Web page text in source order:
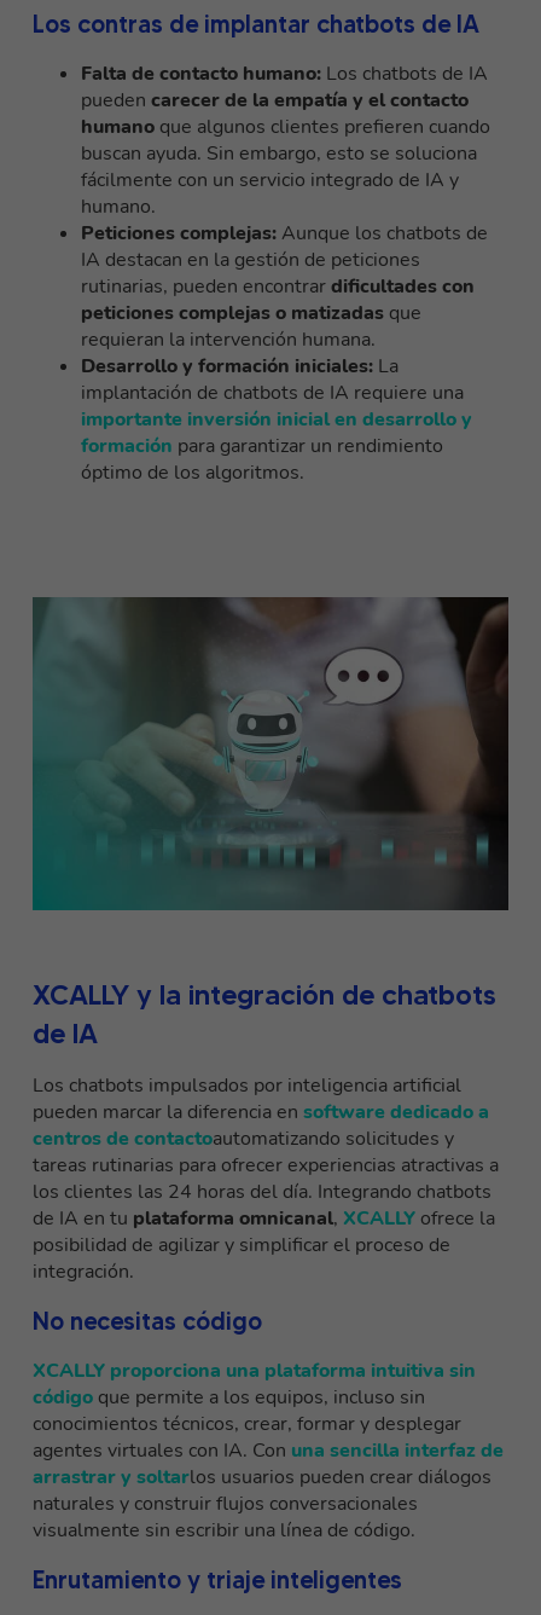
Los contras de implantar chatbots de IA
Falta de contacto humano: Los chatbots de IA
pueden carecer de la empatía y el contacto
humano que algunos clientes prefieren cuando
buscan ayuda. Sin embargo, esto se soluciona
fácilmente con un servicio integrado de IA y
humano.
Peticiones complejas:Aunque los chatbots de
IA destacan en la gestión de peticiones
rutinarias, pueden encontrardificultades con
peticiones complejas o matizadas que
requieran la intervención humana.
Desarrollo y formación iniciales: La
implantación de chatbots de IA requiere una
importante inversión inicial en desarrollo y
formación para garantizar un rendimiento
óptimo de los algoritmos.
XCALLY y la integración de chatbots
de IA
Los chatbots impulsados por inteligencia artificial
pueden marcar la diferencia en software dedicado a
centros de contactoautomatizando solicitudes y
tareas rutinarias para ofrecer experiencias atractivas a
los clientes las 24 horas del día. Integrando chatbots
de IA en tu plataforma omnicanal, XCALLY ofrece la
posibilidad de agilizar y simplificar el proceso de
integración.
No necesitas código
XCALLY proporciona una plataforma intuitiva sin
código que permite a los equipos, incluso sin
conocimientos técnicos, crear, formar y desplegar
agentes virtuales con IA. Con una sencilla interfaz de
arrastrar y soltarlos usuarios pueden crear diálogos
naturales y construir flujos conversacionales
visualmente sin escribir una línea de código.
Enrutamiento y triaje inteligentes